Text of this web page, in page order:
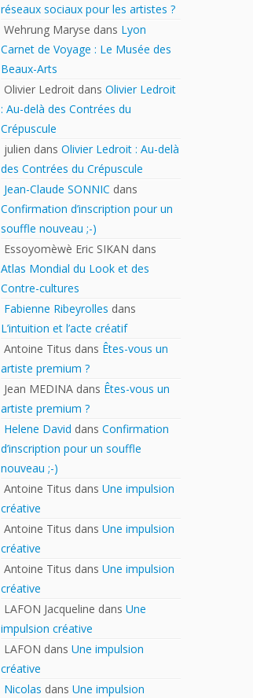
réseaux sociaux pour les artistes ?
Wehrung Maryse dans Lyon
Carnet de Voyage : Le Musée des
Beaux-Arts
Olivier Ledroit dans Olivier Ledroit
: Au-delà des Contrées du
Crépuscule
julien dans Olivier Ledroit : Au-delà
des Contrées du Crépuscule
Jean-Claude SONNIC dans
Confirmation d’inscription pour un
souffle nouveau ;-)
Essoyomèwè Eric SIKAN dans
Atlas Mondial du Look et des
Contre-cultures
Fabienne Ribeyrolles dans
L’intuition et l’acte créatif
Antoine Titus dans Êtes-vous un
artiste premium ?
Jean MEDINA dans Êtes-vous un
artiste premium ?
Helene David dans Confirmation
d’inscription pour un souffle
nouveau ;-)
Antoine Titus dans Une impulsion
créative
Antoine Titus dans Une impulsion
créative
Antoine Titus dans Une impulsion
créative
LAFON Jacqueline dans Une
impulsion créative
LAFON dans Une impulsion
créative
Nicolas dans Une impulsion